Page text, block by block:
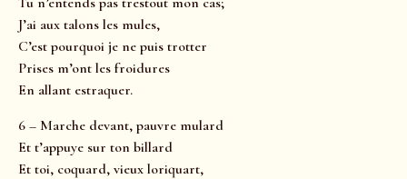
J’ai aux talons les mules,
C’est pourquoi je ne puis trotter
Prises m’ont les froidures
En allant estraquer.
6 – Marche devant, pauvre mulard
Et t’appuye sur ton billard
Et toi, coquard, vieux loriquart,